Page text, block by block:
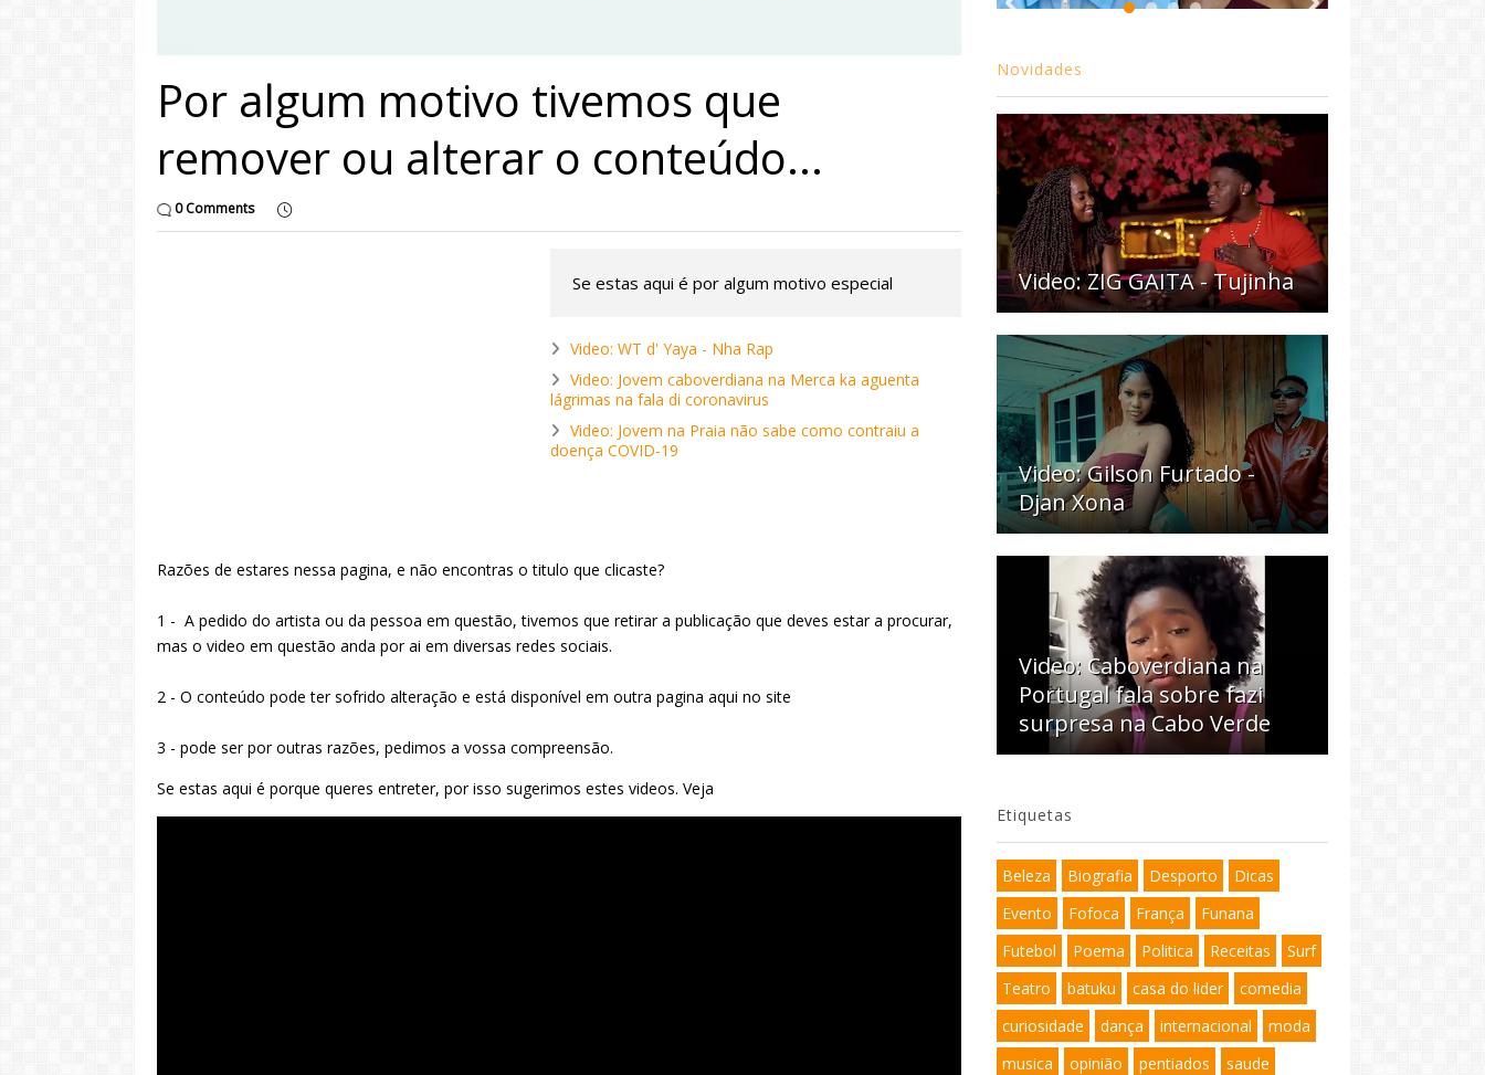
Por algum motivo tivemos que
remover ou alterar o conteúdo...
0 Comments
Se estas aqui é por algum motivo especial
Video: WT d' Yaya - Nha Rap
Video: Jovem caboverdiana na Merca ka aguenta
lágrimas na fala di coronavirus
Video: Jovem na Praia não sabe como contraiu a
doença COVID-19
Razões de estares nessa pagina, e não encontras o titulo que clicaste?
1 - A pedido do artista ou da pessoa em questão, tivemos que retirar a publicação que deves estar a procurar,
mas o video em questão anda por ai em diversas redes sociais.
2 - O conteúdo pode ter sofrido alteração e está disponível em outra pagina aqui no site
3 - pode ser por outras razões, pedimos a vossa compreensão.
Se estas aqui é porque queres entreter, por isso sugerimos estes videos. Veja
Novidades
Video: ZIG GAITA - Tujinha
Video: Gilson Furtado -
Djan Xona
Video: Caboverdiana na
Portugal fala sobre fazi
surpresa na Cabo Verde
Etiquetas
Beleza Biografia Desporto
Dicas
Evento
Fofoca França
Funana
Futebol
Poema Politica Receitas
Surf
Teatro
batuku casa do lider
comedia
curiosidade
dança internacional
moda
musica
opinião pentiados
saude